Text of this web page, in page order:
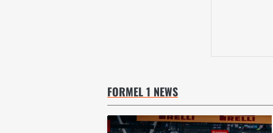
FORMEL 1 NEWS